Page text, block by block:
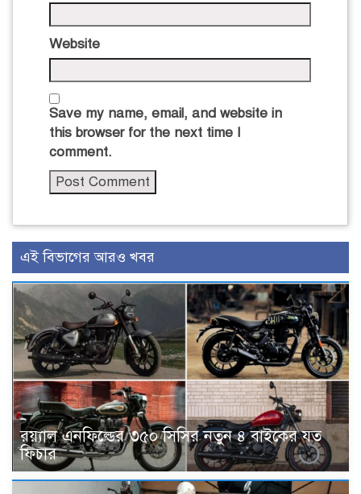
Website
Save my name, email, and website in
this browser for the next time I
comment.
এই বিভাগের আরও খবর
র‌য়্যাল এনফিল্ডের ৩৫০ সিসির নতুন ৪ বাইকের যত
ফিচার